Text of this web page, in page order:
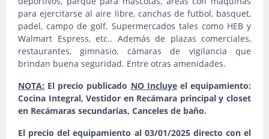
para ejercitarse al aire libre, canchas de futbol, basquet,
padel, campo de golf, Supermercados tales como HEB y
Walmart Espress, etc.. Además de plazas comerciales,
restaurantes, gimnasio, cámaras de vigilancia que
brindan buena seguridad. Entre otras amenidades.
NOTA: El precio publicado NO Incluyeel equipamiento:
Cocina Integral, Vestidor en Recámara principal y closet
en Recámaras secundarias, Canceles de baño.
El precio del equipamiento al 03/01/2025 directo con el